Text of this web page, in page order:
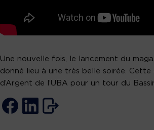
Une nouvelle fois, le lancement du
donné lieu à une très belle soirée.
d’Argent de l’UBA pour un tour du